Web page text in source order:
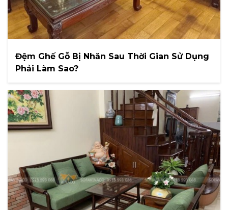
Đệm Ghế Gỗ Bị Nhăn Sau Thời Gian Sử Dụng
Phải Làm Sao?